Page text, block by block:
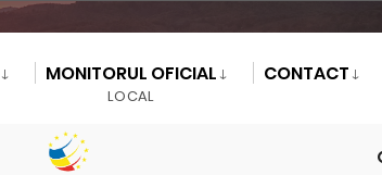
MONITORUL OFICIAL
LOCAL
CONTACT